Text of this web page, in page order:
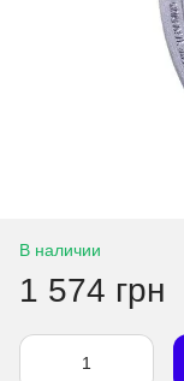
В наличии
1 574 грн